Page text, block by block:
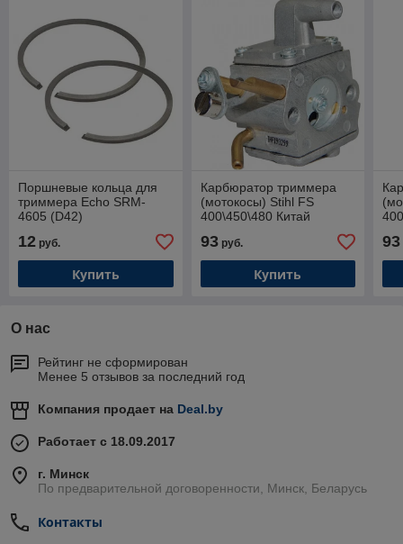
Поршневые кольца для
триммера Echo SRM-
4605 (D42)
12 руб.
Купить
Карбюратор триммера
(мотокосы) Stihl FS
400\450\480 Китай
93руб.
Купить
93
О нас
Рейтинг не сформирован
Менее 5 отзывов за последний год
Компания продает на Deal.by
Работает с 18.09.2017
г. Минск
По предварительной договоренности, Минск, Беларусь
Контакты